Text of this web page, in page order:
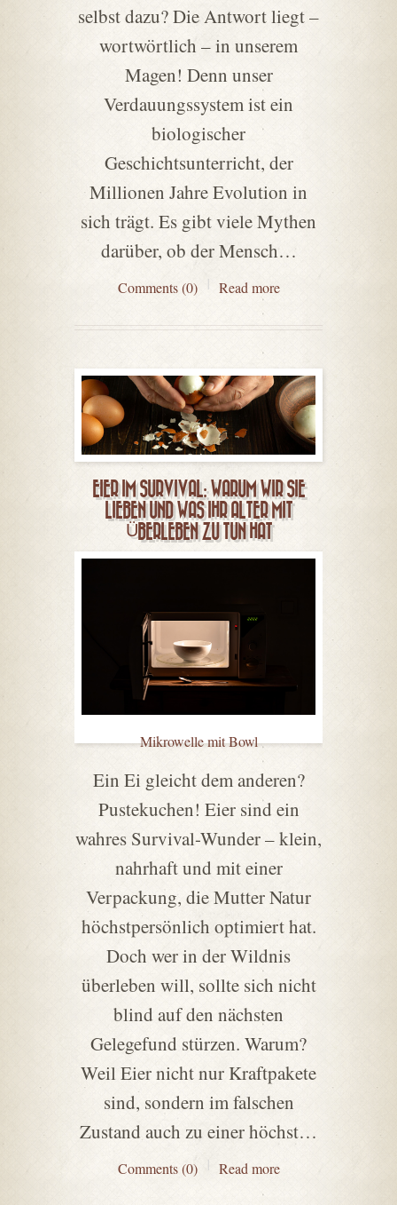
selbst dazu? Die Antwort liegt –
wortwörtlich – in unserem
Magen! Denn unser
Verdauungssystem ist ein
biologischer
Geschichtsunterricht, der
Millionen Jahre Evolution in
sich trägt. Es gibt viele Mythen
darüber, ob der Mensch…
Comments (0) Read more
EIER IM SURVIVAL: WARUM WIR SIE
LIEBEN UND WAS IHR ALTER MIT
ÜBERLEBEN ZU TUN HAT
Mikrowelle mit Bowl
Ein Ei gleicht dem anderen?
Pustekuchen! Eier sind ein
wahres Survival-Wunder – klein,
nahrhaft und mit einer
Verpackung, die Mutter Natur
höchstpersönlich optimiert hat.
Doch wer in der Wildnis
überleben will, sollte sich nicht
blind auf den nächsten
Gelegefund stürzen. Warum?
Weil Eier nicht nur Kraftpakete
sind, sondern im falschen
Zustand auch zu einer höchst…
Comments (0) Read more